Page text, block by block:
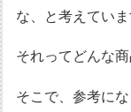
な、と考えていま
それってどんな
そこで、参考にな